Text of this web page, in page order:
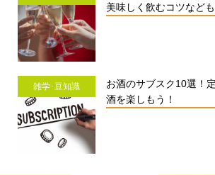
美味しく飲むコツなども
雑学･豆知識
お酒のサブスク10選！
酒を楽しもう！